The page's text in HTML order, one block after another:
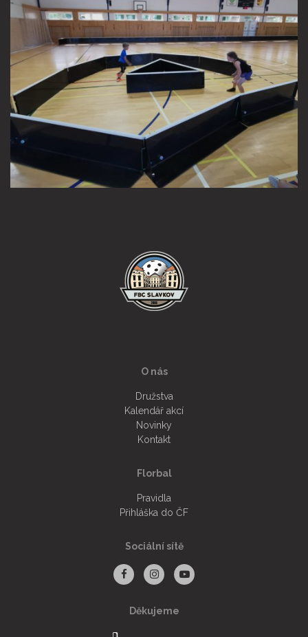
O nás
Družstva
Kalendář akcí
Novinky
Kontakt
Florbal
Pravidla
Přihláška do ČF
Sociální sítě
Facebook
Děkujeme